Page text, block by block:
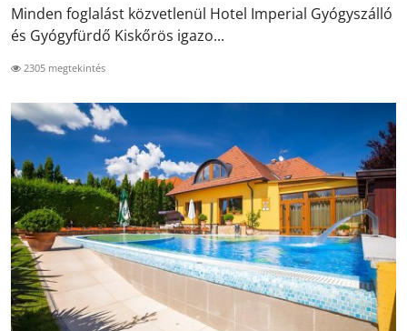
Minden foglalást közvetlenül Hotel Imperial Gyógyszálló
és Gyógyfürdő Kiskőrös igazo...
2305 megtekintés